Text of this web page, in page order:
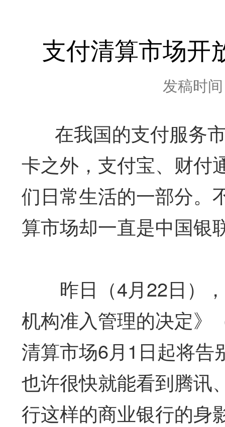
支付清算市场开
发稿时
在我国的支付服务市
卡之外，支付宝、财付
们日常生活的一部分。
算市场却一直是中国银
昨日（4月22日），
机构准入管理的决定》
清算市场6月1日起将告
也许很快就能看到腾讯
行这样的商业银行的身